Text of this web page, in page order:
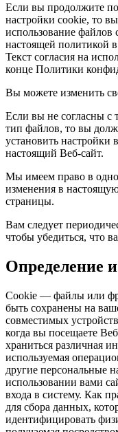
Если вы продолжите
настройки cookie, то
использование файлов
настоящей политикой
Текст согласия на
конце Политики
Вы можете изменить
Если вы не согласны с
тип файлов, то вы
установить настройки
настоящий Веб-сайт.
Мы имеем право в
изменения в
страницы.
Вам следует
чтобы убедиться, что
Определение
Cookie — файлы или
быть сохранены на
совместимых
когда вы посещаете
храниться различная
используемая
другие персональные
использовании вами
входа в систему. Как
для сбора данных,
идентифицировать